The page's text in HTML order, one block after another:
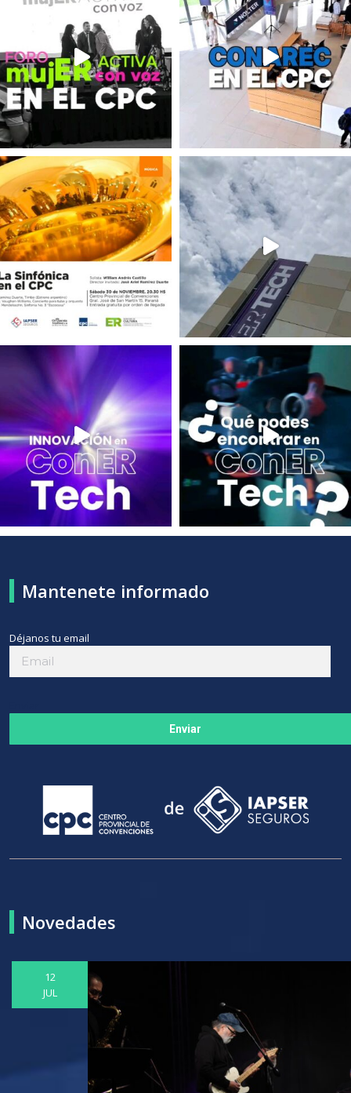
Mantenete informado
Déjanos tu email
Novedades
12
JUL